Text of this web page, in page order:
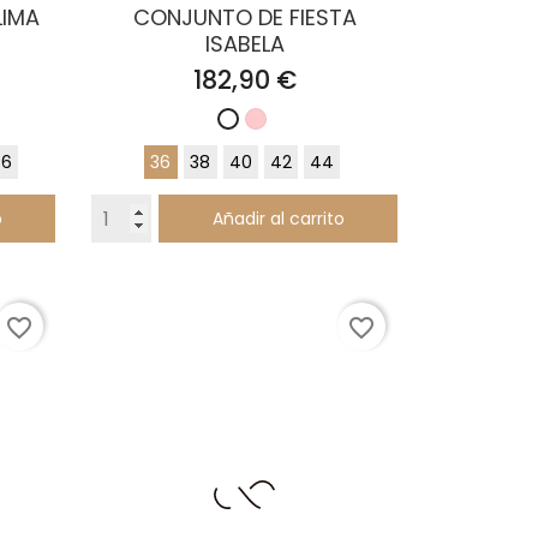
CONJUNTO DE FIESTA
ISABELA
Precio
182,90 €
BlancoRosa
Palo
36 38 40 42 44
Añadir al carrito
favorite_border favorite_border